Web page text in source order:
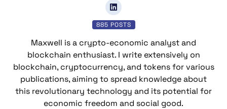
885 POSTS
Maxwell is a crypto-economic analyst and
blockchain enthusiast. I write extensively on
blockchain, cryptocurrency, and tokens for various
publications, aiming to spread knowledge about
this revolutionary technology and its potential for
economic freedom and social good.